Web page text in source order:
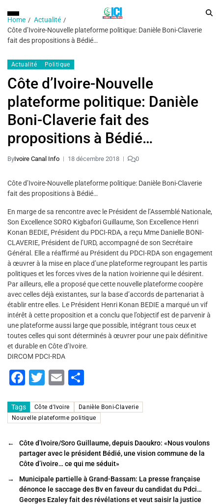
Home
Actualité
Côte d’Ivoire-Nouvelle plateforme politique: Danièle Boni-Claverie
fait des propositions à Bédié…
Actualité Politique
Côte d’Ivoire-Nouvelle
plateforme politique: Danièle
Boni-Claverie fait des
propositions à Bédié…
ByIvoire Canal Info 18 décembre 2018 0
Côte d’Ivoire-Nouvelle plateforme politique: Danièle Boni-Claverie
fait des propositions à Bédié…
En marge de sa rencontre avec le Président de l’Assemblé Nationale,
Son Excellence SORO Kigbafori Guillaume, Son Excellence Henri
Konan BEDIE, Président du PDCI-RDA, a reçu Mme Danielle BONI-
CLAVERIE, Président de l’URD, accompagné de son Secrétaire
Général. Elle a réaffirmé au Président du PDCI-RDA son engagement
à œuvrer à la mise en place d’une plateforme regroupant les partis
politiques et les forces vives de la nation ivoirienne qui le désirent.
Par ailleurs, elle a proposé que cette nouvelle plateforme coopère
avec celles déjà existantes, sur la base d’accords de partenariat à
établir entre elles. Le Président Henri Konan BEDIE a marqué un vif
intérêt à cette proposition et a conclu que l’objectif est de parvenir à
une plateforme aussi large que possible, intégrant tous ceux et
toutes celles qui sont déterminés à œuvrer pour une paix définitive
et durable en Côte d’Ivoire.
DIRCOM PDCI-RDA
F
c
e
b
o
o
k
T
tt
er
E
ai
l
ta
g
er
Tags Côte d'Ivoire
Danièle Boni-Claverie
Nouvelle plateforme politique
←
Côte d’Ivoire/Soro Guillaume, depuis Daoukro: «Nous voulons
partager avec le président Bédié, une vision commune de la
Côte d’ivoire… ce qui me séduit»
→
Municipale partielle à Grand-Bassam: La presse française
dénonce le saccage des Bv en faveur du candidat du Pdci…
Georges Ezaley fait des révélations et veut saisir la justice